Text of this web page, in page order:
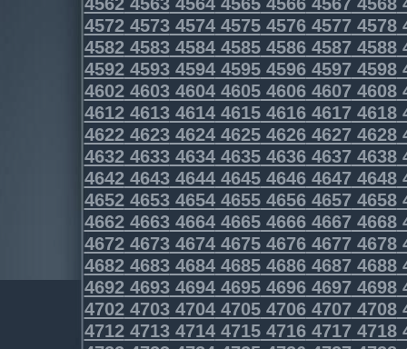
4572457345744575457645774578
4582458345844585458645874588
4592459345944595459645974598
4602460346044605460646074608
4612461346144615461646174618
4622462346244625462646274628
4632463346344635463646374638
4642464346444645464646474648
4652465346544655465646574658
4662466346644665466646674668
4672467346744675467646774678
4682468346844685468646874688
4692469346944695469646974698
4702470347044705470647074708
4712471347144715471647174718